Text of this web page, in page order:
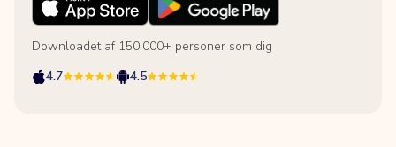
Downloadet af 150.000+ personer som dig
4.7
4.5